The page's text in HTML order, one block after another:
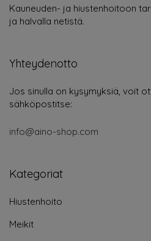
Kauneuden- ja hiustenhoitoon
ja halvalla netistä.
Yhteydenotto
Jos sinulla on kysymyksiä, voit
sähköpostitse:
info@aino-shop.com
Kategoriat
Hiustenhoito
Meikit